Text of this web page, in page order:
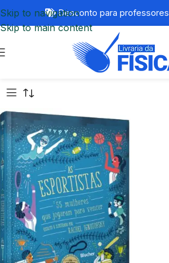
Skip to navigation
Skip to main content
Desconto para professores,